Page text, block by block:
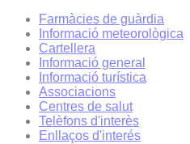
Farmàcies de guàrdia
Informació meteorològica
Cartellera
Informació general
Informació turística
Associacions
Centres de salut
Telèfons d'interès
Enllaços d'interés